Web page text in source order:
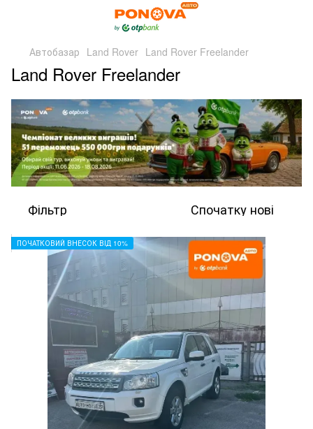
Автобазар Land Rover Land Rover Freelander
Land Rover Freelander
Фільтр Спочатку нові
ПОЧАТКОВИЙ ВНЕСОК ВІД 10%